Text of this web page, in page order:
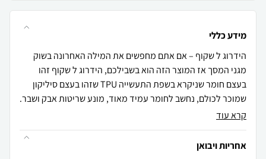
מידע כללי
הידרוג ל שקוף – אם אתם מחפשים את המילה האחרונה בשוק
מגני המסך אז המוצר הזה הוא בשבילכם, הידרוג ל שקוף זהו
בעצם חומר שניקרא בשפת התעשייה TPU שזהו בעצם סיליקון
שמוכר לכולם, נחשב לחומר עמיד מאוד, מונע שריטות אבק ושבר.
קרא עוד
אחריות ויבואן